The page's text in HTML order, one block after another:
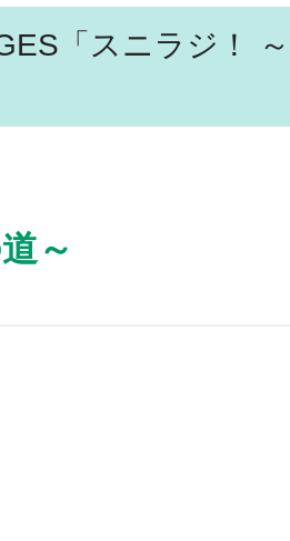
「スニラジ！
～